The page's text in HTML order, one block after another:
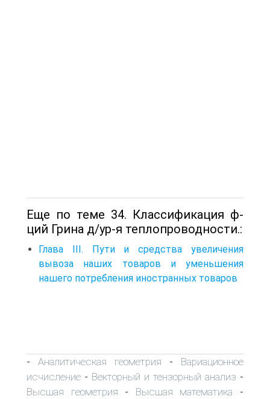
Еще по теме 34. Классификация ф-
ций Грина д/ур-я теплопроводности.:
Глава III. Пути и средства увеличения
вывоза наших товаров и уменьшения
нашего потребления иностранных товаров
- Аналитическая геометрия - Вариационное
исчисление - Векторный и тензорный анализ -
Высшая геометрия - Высшая математика -